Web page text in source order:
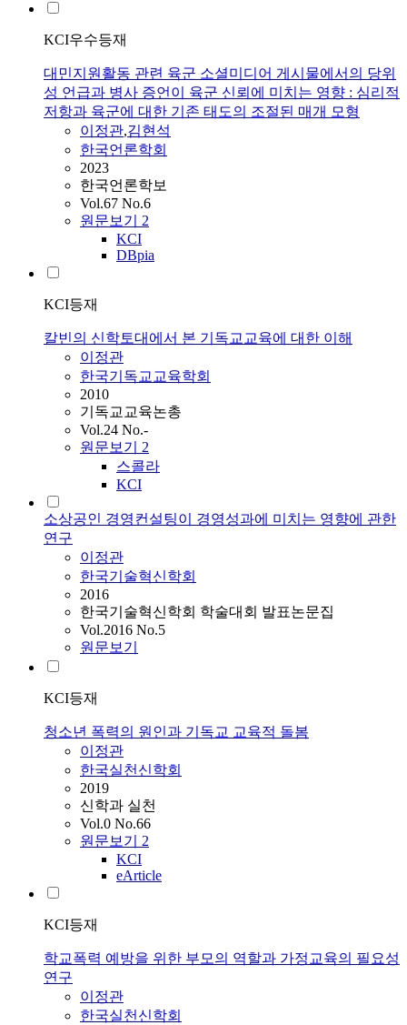
KCI우수등재
대민지원활동 관련 육군 소셜미디어 게시물에서의 당위
성 언급과 병사 증언이 육군 신뢰에 미치는 영향 : 심리적
저항과 육군에 대한 기존 태도의 조절된 매개 모형
이정관,김현석
한국언론학회
2023
한국언론학보
Vol.67 No.6
원문보기 2
KCI
DBpia
KCI등재
칼빈의 신학토대에서 본 기독교교육에 대한 이해
이정관
한국기독교교육학회
2010
기독교교육논총
Vol.24 No.-
원문보기 2
스콜라
KCI
소상공인 경영컨설팅이 경영성과에 미치는 영향에 관한
연구
이정관
한국기술혁신학회
2016
한국기술혁신학회 학술대회 발표논문집
Vol.2016 No.5
원문보기
KCI등재
청소년 폭력의 원인과 기독교 교육적 돌봄
이정관
한국실천신학회
2019
신학과 실천
Vol.0 No.66
원문보기 2
KCI
eArticle
KCI등재
학교폭력 예방을 위한 부모의 역할과 가정교육의 필요성
연구
이정관
한국실천신학회